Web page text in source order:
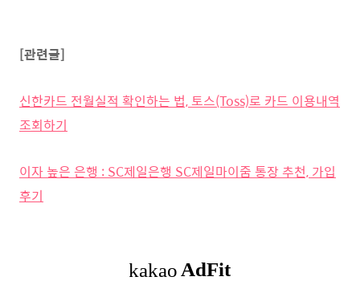
[관련글]
신한카드 전월실적 확인하는 법, 토스(Toss)로 카드 이용내역
조회하기
이자 높은 은행 : SC제일은행 SC제일마이줌 통장 추천, 가입
후기